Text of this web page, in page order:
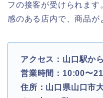
フの接客が受けられま
感のある店内で、商品が
アクセス：山口駅か
営業時間：10:00〜
住所：山口県山口市